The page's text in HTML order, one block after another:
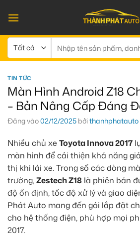
qua
dung
kiếm:
TIN TỨC
Màn Hình Android Z18
– Bản Nâng Cấp Đáng
Đăng vào02/12/2025 bởithanhphatauto
Nhiều chủ xe Toyota Innova 2017
màn hình để cải thiện khả năng
thị khi lái xe. Trong số các dòng
trường,Zestech Z18 là phiên bản
độ ổn định, tốc độ xử lý và giao
Phát Auto mang đến gói lắp đặt
cho hệ thống điện, phù hợp mọi
2017.